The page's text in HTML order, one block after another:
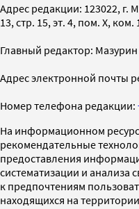
Адрес редакции: 123022, г.
13, стр. 15, эт. 4, пом. X, ком. 1
Главный редактор:
Адрес электронной почты
Номер телефона редакции:
На информационном
рекомендательные
предоставления
систематизации и анализа
к предпочтениям
находящихся на